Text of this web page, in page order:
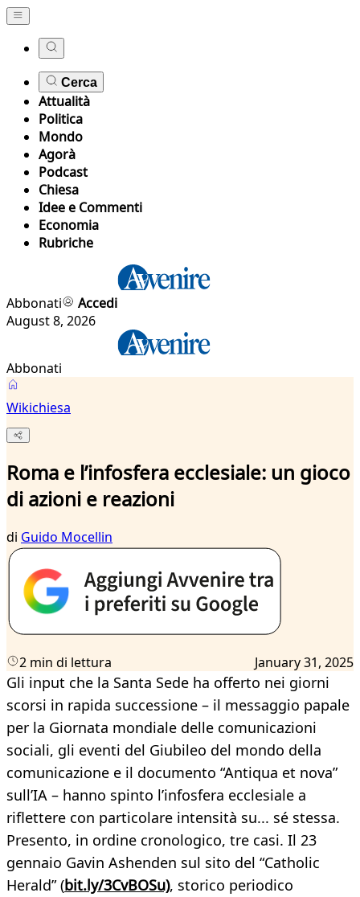
Cerca
Attualità
Politica
Mondo
Agorà
Podcast
Chiesa
Idee e Commenti
Economia
Rubriche
Abbonati
Accedi
August 8, 2026
Abbonati
Wikichiesa
Roma e l’infosfera ecclesiale: un gioco
di azioni e reazioni
di Guido Mocellin
2 min di lettura January 31, 2025
Gli input che la Santa Sede ha offerto nei giorni
scorsi in rapida successione – il messaggio papale
per la Giornata mondiale delle comunicazioni
sociali, gli eventi del Giubileo del mondo della
comunicazione e il documento “Antiqua et nova”
sull’IA – hanno spinto l’infosfera ecclesiale a
riflettere con particolare intensità su... sé stessa.
Presento, in ordine cronologico, tre casi. Il 23
gennaio Gavin Ashenden sul sito del “Catholic
Herald” (bit.ly/3CvBOSu), storico periodico